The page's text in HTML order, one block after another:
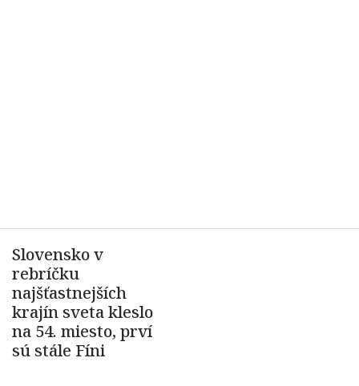
Slovensko v
rebríčku
najšťastnejších
krajín sveta kleslo
na 54. miesto, prví
sú stále Fíni